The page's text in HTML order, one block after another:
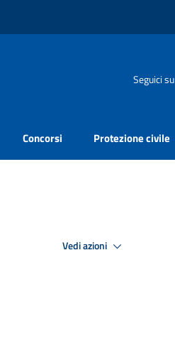
Seguici su
Concorsi Protezione civile
Vedi azioni